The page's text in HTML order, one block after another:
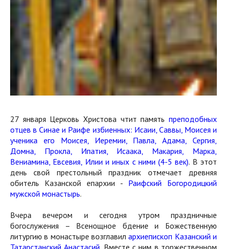
27 января Церковь Христова чтит память преподобных
отцев в Синае и Раифе избиенных: Исаии, Саввы, Моисея и
ученика его Моисея, Иеремии, Павла, Адама, Сергия,
Домна, Прокла, Ипатия, Исаака, Макария, Марка,
Вениамина, Евсевия, Илии и иных с ними (4-5 век). В этот
день свой преcтольный праздник отмечает древняя
обитель Казанской епархии - Раифский Богородицкий
мужской монастырь.
Вчера вечером и сегодня утром праздничные
богослужения – Всенощное бдение и Божественную
литургию в монастыре возглавилархиепископ Казанский и
Татарстанский Анастасий. Вместе с ним в торжественном